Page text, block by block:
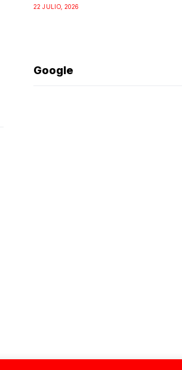
22 JULIO, 2026
Google